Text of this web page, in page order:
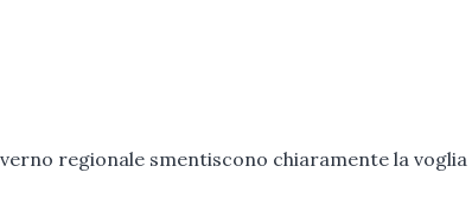
regionale smentiscono chiaramente la voglia